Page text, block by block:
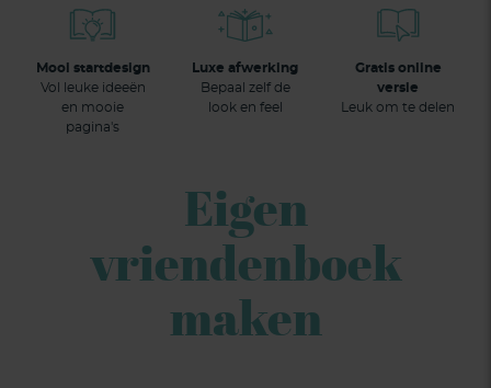
Mooi startdesign
Vol leuke ideeën
en mooie
pagina's
Luxe afwerking
Bepaal zelf de
look en feel
Gratis online
versie
Leuk om te delen
Eigen
vriendenboek
maken